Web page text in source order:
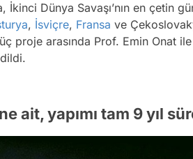
İkinci Dünya Savaşı’nın en çetin
, İsviçre, Fransa ve
proje arasında Prof. Emin Onat
ait, yapımı tam 9 yıl